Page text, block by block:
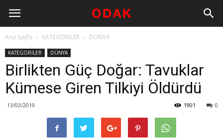
Ana Sayfa KATEGORİLER DÜNYA
KATEGORİLER DÜNYA
Birlikten Güç Doğar: Tavuklar
Kümese Giren Tilkiyi Öldürdü
13/03/2019 0
1901